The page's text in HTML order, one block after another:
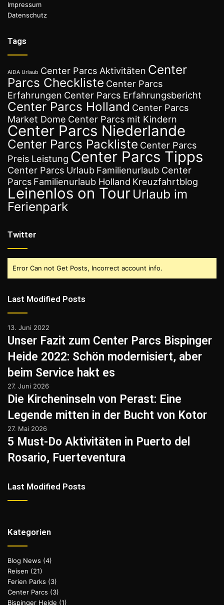
Impressum
Datenschutz
Tags
AIDA Urlaub Center Parcs Aktivitäten Center
Parcs Checkliste Center Parcs
Erfahrungen Center Parcs Erfahrungsbericht
Center Parcs Holland Center Parcs
Market Dome Center Parcs mit Kindern
Center Parcs Niederlande
Center Parcs Packliste Center Parcs
Preis Leistung Center Parcs Tipps
Center Parcs Urlaub Familienurlaub Center
Parcs Familienurlaub Holland Kreuzfahrtblog
Leinenlos on Tour Urlaub im
Ferienpark
Twitter
Error Can not Get Posts, Incorrect account info.
Last Modified Posts
13. Juni 2022
Unser Fazit zum Center Parcs Bispinger
Heide 2022: Schön modernisiert, aber
beim Service hakt es
27. Juni 2026
Die Kircheninseln von Perast: Eine
Legende mitten in der Bucht von Kotor
27. Mai 2026
5 Must-Do Aktivitäten in Puerto del
Rosario, Fuerteventura
Last Modified Posts
Kategorien
Blog News (4)
Reisen (21)
Ferien Parks (3)
Center Parcs (3)
Bispinger Heide (1)